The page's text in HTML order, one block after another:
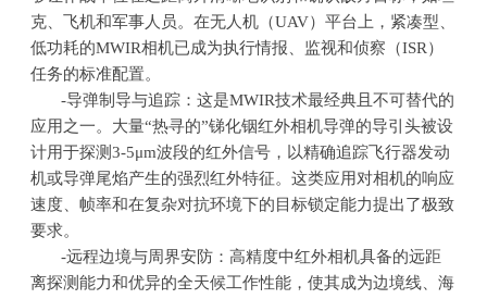
克、飞机和军事人员。在无人机（UAV）平台上，紧凑型、
低功耗的MWIR相机已成为执行情报、监视和侦察（ISR）
任务的标准配置。
-导弹制导与追踪：这是MWIR技术最经典且不可替代的
应用之一。大量“热寻的”锑化铟红外相机导弹的导引头被设
计用于探测3-5μm波段的红外信号，以精确追踪飞行器发动
机或导弹尾焰产生的强烈红外特征。这类应用对相机的响应
速度、帧率和在复杂对抗环境下的目标锁定能力提出了极致
要求。
-远程边境与周界安防：高精度中红外相机具备的远距
离探测能力和优异的全天候工作性能，使其成为边境线、海